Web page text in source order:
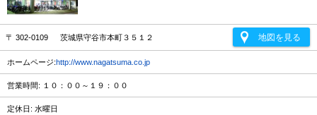
〒 302-0109 茨城県守谷市本町３５１２ 地図を見る
ホームページ:http://www.nagatsuma.co.jp
営業時間: １０：００～１９：００
定休日: 水曜日